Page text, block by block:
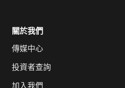
關於我們
傳媒中心
投資者查詢